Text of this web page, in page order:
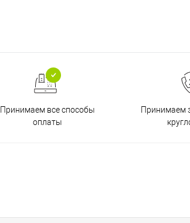
Принимаем все способы
оплаты
Принимаем